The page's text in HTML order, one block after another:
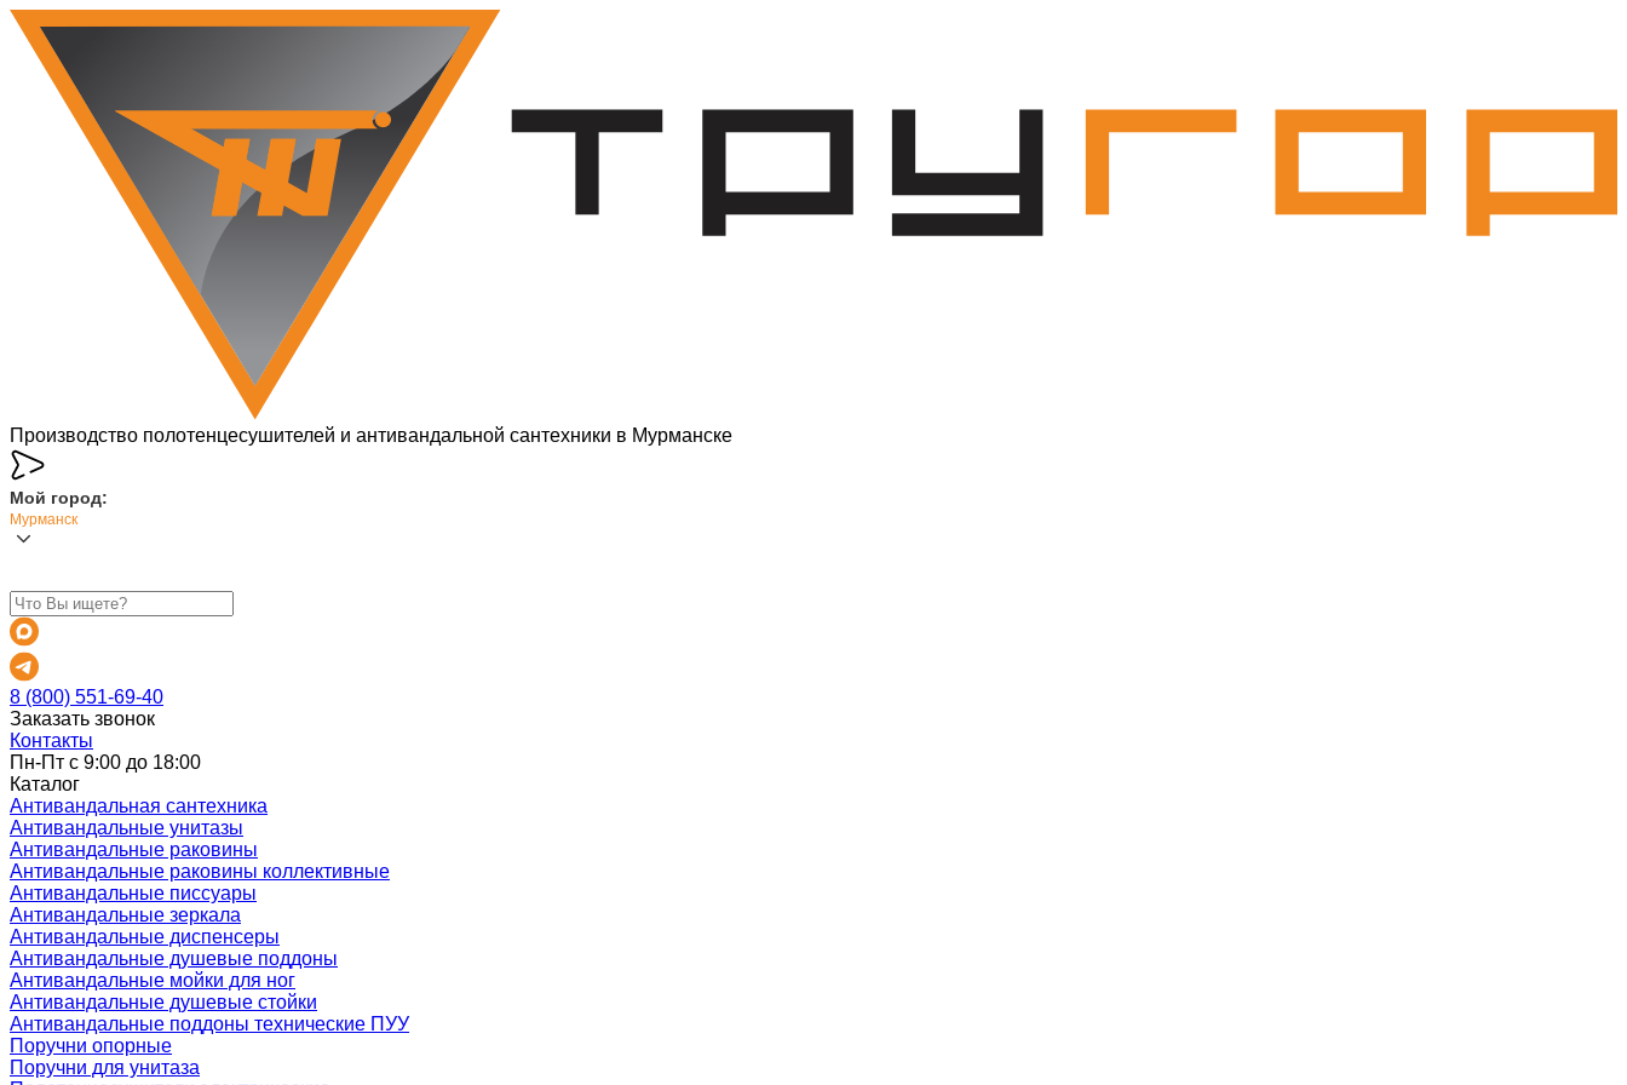
Производство полотенцесушителей и антивандальной сантехники в Мурманске
Мой город:
Мурманск
8 (800) 551-69-40
Заказать звонок
Контакты
Пн-Пт с 9:00 до 18:00
Каталог
Антивандальная сантехника
Антивандальные унитазы
Антивандальные раковины
Антивандальные раковины коллективные
Антивандальные писсуары
Антивандальные зеркала
Антивандальные диспенсеры
Антивандальные душевые поддоны
Антивандальные мойки для ног
Антивандальные душевые стойки
Антивандальные поддоны технические ПУУ
Поручни опорные
Поручни для унитаза